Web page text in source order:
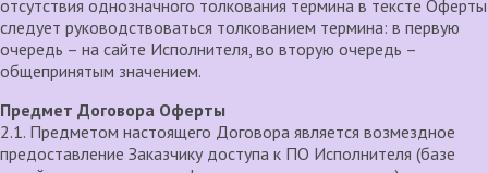
отсутствия однозначного толкования термина в тексте Оферты
следует руководствоваться толкованием термина: в первую
очередь – на сайте Исполнителя, во вторую очередь –
общепринятым значением.
Предмет Договора Оферты
2.1. Предметом настоящего Договора является возмездное
предоставление Заказчику доступа к ПО Исполнителя (базе